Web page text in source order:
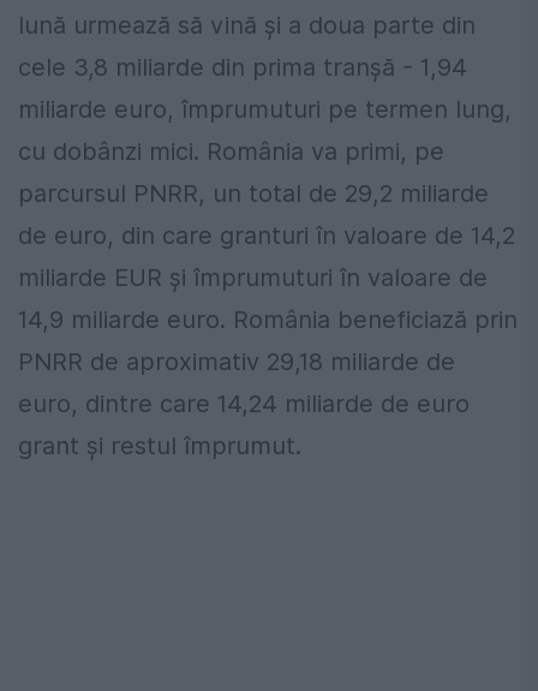
lună urmează să vină și a doua parte din
cele 3,8 miliarde din prima tranșă - 1,94
miliarde euro, împrumuturi pe termen lung,
cu dobânzi mici. România va primi, pe
parcursul PNRR, un total de 29,2 miliarde
de euro, din care granturi în valoare de 14,2
miliarde EUR și împrumuturi în valoare de
14,9 miliarde euro. România beneficiază prin
PNRR de aproximativ 29,18 miliarde de
euro, dintre care 14,24 miliarde de euro
grant și restul împrumut.